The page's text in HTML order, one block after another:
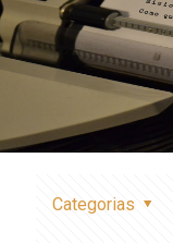
Categorias